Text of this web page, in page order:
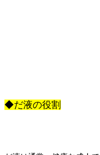
◆だ液の役割